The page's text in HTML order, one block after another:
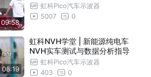
09:58
虹科Pico汽车示波器
5007
0
08:19
虹科NVH学堂 | 新能源纯电车
NVH实车测试与数据分析指导
虹科Pico汽车示波器
403
0